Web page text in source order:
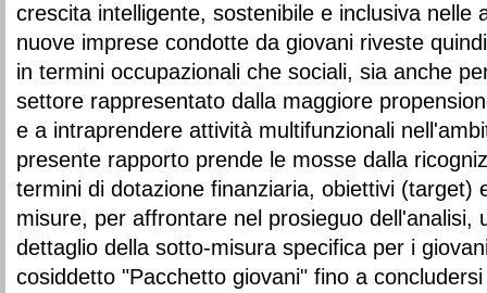
crescita intelligente, sostenibile e inclusiva nelle
nuove imprese condotte da giovani riveste
in termini occupazionali che sociali, sia anche
settore rappresentato dalla maggiore
e a intraprendere attività multifunzionali
presente rapporto prende le mosse dalla
termini di dotazione finanziaria, obiettivi (target)
misure, per affrontare nel prosieguo dell'analisi,
dettaglio della sotto-misura specifica per i
cosiddetto "Pacchetto giovani" fino a